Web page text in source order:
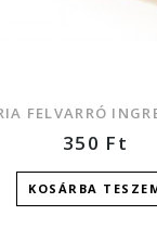
FELVARRÓ
350 Ft
KOSÁRBA